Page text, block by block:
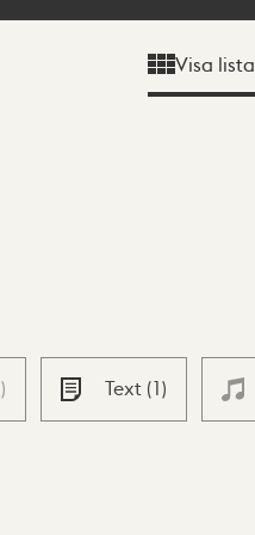
Visa lista
) Text (1)